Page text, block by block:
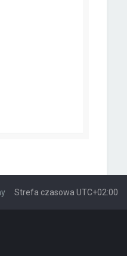
Strefa czasowa UTC+02:00